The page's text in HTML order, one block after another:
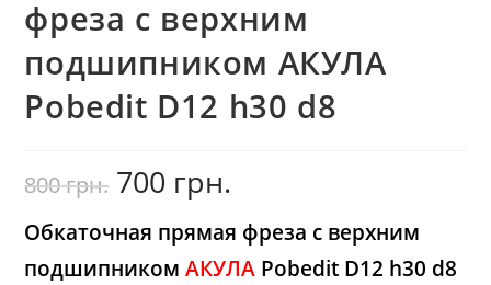
фреза с верхним
подшипником AКУЛА
Pobedit D12 h30 d8
800грн. Первоначальная
цена
составляла
700 грн.
Обкаточная прямая фреза с верхним
подшипникомАКУЛА Pobedit D12 h30 d8